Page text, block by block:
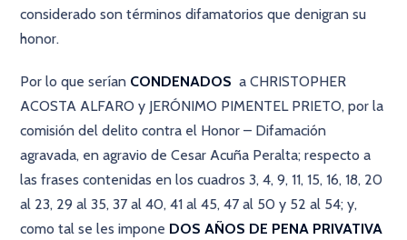
considerado son términos difamatorios que denigran su
honor.
Por lo que serían CONDENADOS a CHRISTOPHER
ACOSTA ALFARO y JERÓNIMO PIMENTEL PRIETO, por la
comisión del delito contra el Honor – Difamación
agravada, en agravio de Cesar Acuña Peralta; respecto a
las frases contenidas en los cuadros 3, 4, 9, 11, 15, 16, 18, 20
al 23, 29 al 35, 37 al 40, 41 al 45, 47 al 50 y 52 al 54; y,
como tal se les impone DOS AÑOS DE PENA PRIVATIVA